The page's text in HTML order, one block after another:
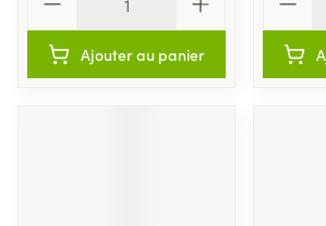
Ajouter au panier